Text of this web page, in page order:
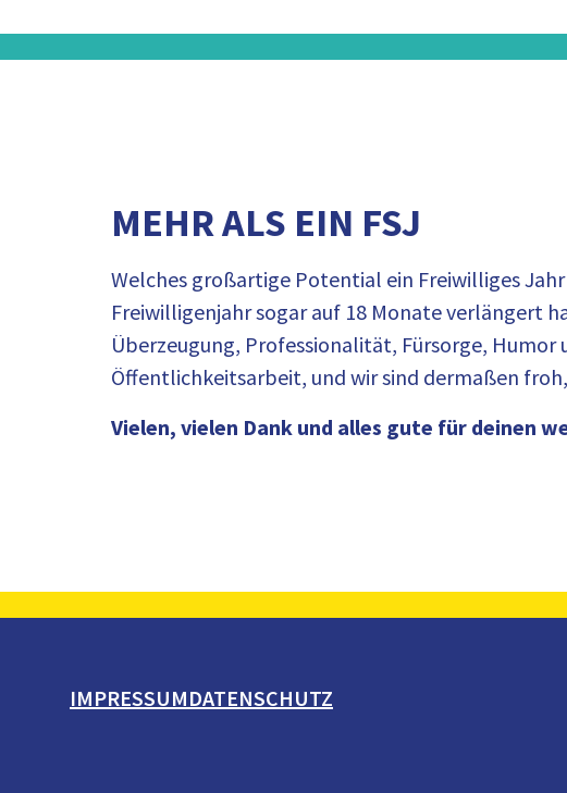
MEHR ALS EIN FSJ
Welches großartige Potential ein Freiwilliges
Freiwilligenjahr sogar auf 18 Monate verlängert
Überzeugung, Professionalität, Fürsorge,
Öffentlichkeitsarbeit, und wir sind dermaßen
Vielen, vielen Dank und alles gute für deinen
IMPRESSUMDATENSCHUTZ